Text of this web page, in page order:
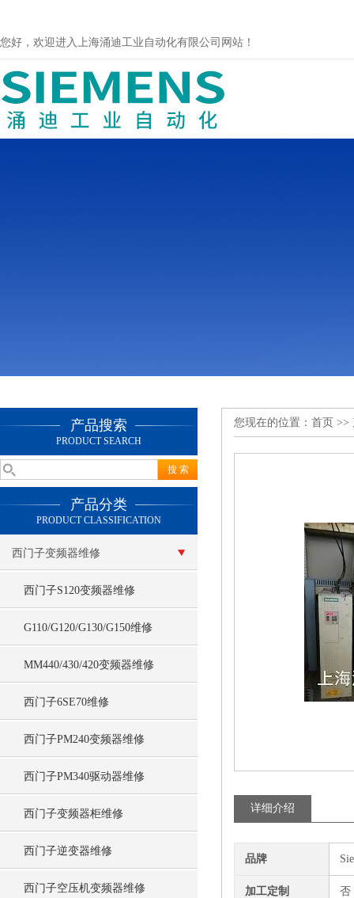
您好，欢迎进入上海涌迪工业自动化有限公司网站！
产品搜索
PRODUCT SEARCH
产品分类
PRODUCT CLASSIFICATION
西门子变频器维修
西门子S120变频器维修
G110/G120/G130/G150维修
MM440/430/420变频器维修
西门子6SE70维修
西门子PM240变频器维修
西门子PM340驱动器维修
西门子变频器柜维修
西门子逆变器维修
西门子空压机变频器维修
您现在的位置： 首页 >>
详细介绍
品牌
加工定制 否